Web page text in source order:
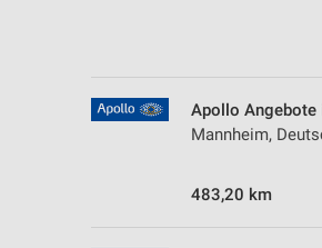
Apollo Angebote
Mannheim,
483,20 km
Analyse von Zielgruppen durch
Entwicklung und Verbesserung der